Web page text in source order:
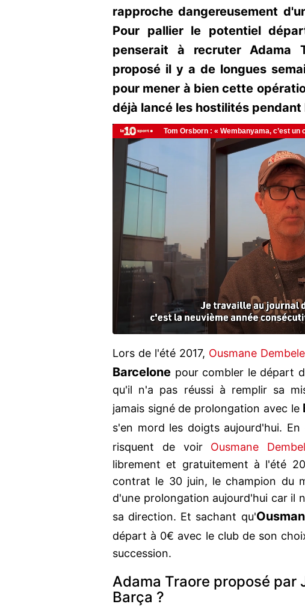
rapproche dangereusement
Pour pallier le potentiel
penserait à recruter Adama
proposé il y a de longues
pour mener à bien cette
déjà lancé les hostilités
Lors de l'été 2017, Ousmane Dembele
Barcelone pour combler le départ
qu'il n'a pas réussi à remplir sa
jamais signé de prolongation avec le
s'en mord les doigts aujourd'hui.
risquent de voir Ousmane
librement et gratuitement à l'été
contrat le 30 juin, le champion du
d'une prolongation aujourd'hui car il
sa direction. Et sachant qu'
départ à 0€ avec le club de son
succession.
Adama Traore proposé par
Barça ?